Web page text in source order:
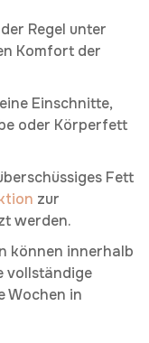
Regel unter
Komfort der
Einschnitte,
oder Körperfett
Fett
zur
werden.
können innerhalb
vollständige
Wochen in